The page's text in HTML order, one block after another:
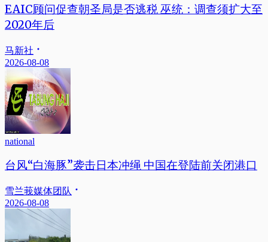
EAIC顾问促查朝圣局是否逃税 巫统：调查须扩大至
2020年后
马新社
2026-08-08
national
台风“白海豚”袭击日本冲绳 中国在登陆前关闭港口
雪兰莪媒体团队
2026-08-08